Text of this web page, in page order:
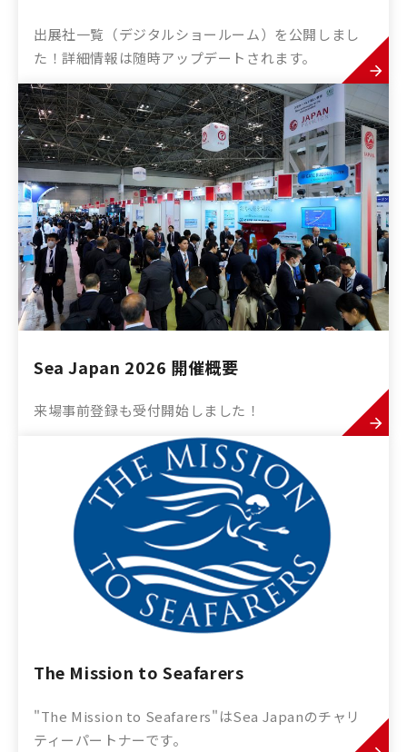
出展社一覧（デジタルショールーム）を公開しまし
た！詳細情報は随時アップデートされます。
Sea Japan 2026 開催概要
来場事前登録も受付開始しました！
The Mission to Seafarers
"The Mission to Seafarers"はSea Japanのチャリ
ティーパートナーです。